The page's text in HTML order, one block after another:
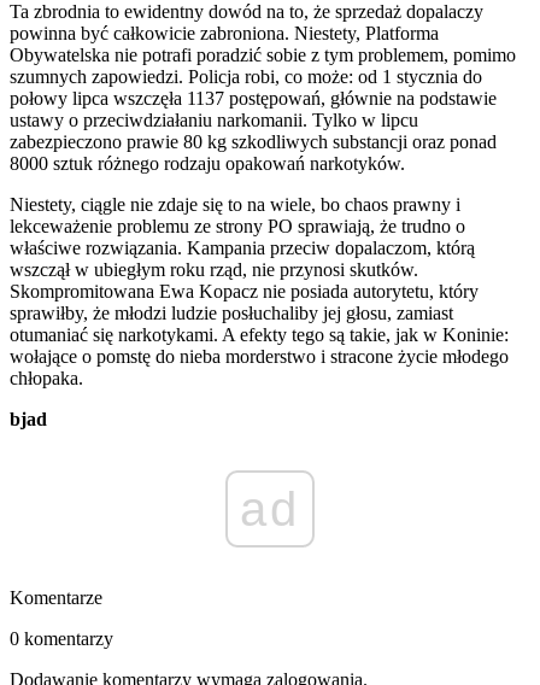
Ta zbrodnia to ewidentny dowód na to, że sprzedaż dopalaczy
powinna być całkowicie zabroniona. Niestety, Platforma
Obywatelska nie potrafi poradzić sobie z tym problemem, pomimo
szumnych zapowiedzi. Policja robi, co może: od 1 stycznia do
połowy lipca wszczęła 1137 postępowań, głównie na podstawie
ustawy o przeciwdziałaniu narkomanii. Tylko w lipcu
zabezpieczono prawie 80 kg szkodliwych substancji oraz ponad
8000 sztuk różnego rodzaju opakowań narkotyków.
Niestety, ciągle nie zdaje się to na wiele, bo chaos prawny i
lekceważenie problemu ze strony PO sprawiają, że trudno o
właściwe rozwiązania. Kampania przeciw dopalaczom, którą
wszczął w ubiegłym roku rząd, nie przynosi skutków.
Skompromitowana Ewa Kopacz nie posiada autorytetu, który
sprawiłby, że młodzi ludzie posłuchaliby jej głosu, zamiast
otumaniać się narkotykami. A efekty tego są takie, jak w Koninie:
wołające o pomstę do nieba morderstwo i stracone życie młodego
chłopaka.
bjad
ad
Komentarze
0 komentarzy
Dodawanie komentarzy wymaga zalogowania.